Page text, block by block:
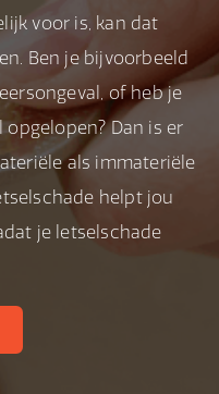
voor is, kan dat
Ben je bijvoorbeeld
of heb je
Dan is er
als immateriële
helpt jou
je letselschade